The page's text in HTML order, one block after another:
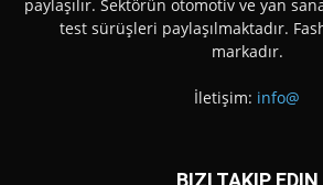
paylaşılır. Sektörün otomotiv ve yan
test sürüşleri paylaşılmaktadır.
markadır.
İletişim: info@
BIZI TAKIP EDIN